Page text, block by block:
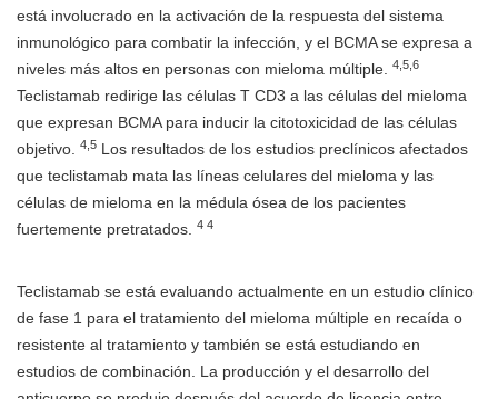
está involucrado en la activación de la respuesta del sistema
inmunológico para combatir la infección, y el BCMA se expresa a
niveles más altos en personas con mieloma múltiple.
4,5,6
Teclistamab redirige las células T CD3 a las células del mieloma
que expresan BCMA para inducir la citotoxicidad de las células
objetivo.
4,5 Los resultados de los estudios preclínicos afectados
que teclistamab mata las líneas celulares del mieloma y las
células de mieloma en la médula ósea de los pacientes
fuertemente pretratados.
4 4
Teclistamab se está evaluando actualmente en un estudio clínico
de fase 1 para el tratamiento del mieloma múltiple en recaída o
resistente al tratamiento y también se está estudiando en
estudios de combinación. La producción y el desarrollo del